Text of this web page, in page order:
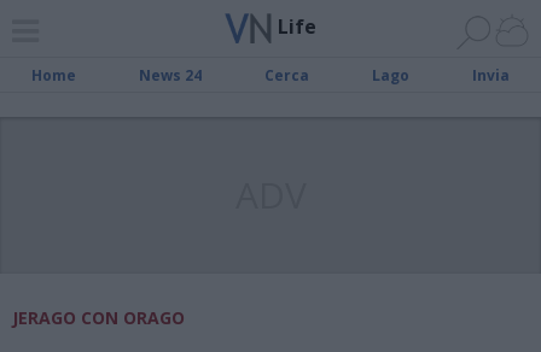
Life
Home News 24 Cerca Lago Invia
JERAGO CON ORAGO